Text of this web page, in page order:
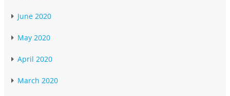
June 2020
May 2020
April 2020
March 2020